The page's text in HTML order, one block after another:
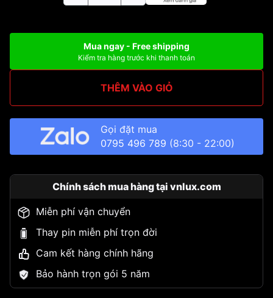
Mua ngay - Free shipping
Kiểm tra hàng trước khi thanh toán
THÊM VÀO GIỎ
Gọi đặt mua
0795 496 789 (8:30 - 22:00)
Chính sách mua hàng tại vnlux.com
Miễn phí vận chuyển
Thay pin miễn phí trọn đời
Cam kết hàng chính hãng
Bảo hành trọn gói 5 năm